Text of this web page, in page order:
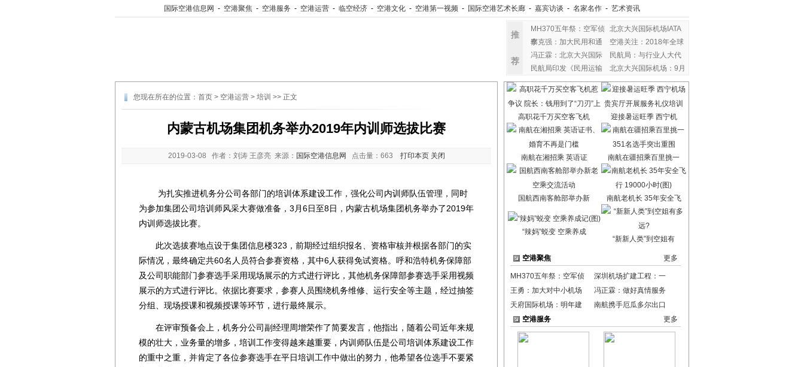
国际空港信息网 - 空港聚焦 - 空港服务 - 空港运营 - 临空经济 - 空港文化 - 空港第一视频 - 国际空港艺术长廊 - 嘉宾访谈 - 名家名作 - 艺术资讯
推
荐
MH370五年祭：空军侦
察
北京大兴国际机场IATA
李克强：加大民用和通
空港关注：2018年全球
冯正霖：北京大兴国际
民航局：与行业人大代
民航局印发《民用运输
北京大兴国际机场：9月
您现在所在的位置： 首页 > 空港运营 > 培训 >> 正文
内蒙古机场集团机务举办2019年内训师选拔比赛
2019-03-08 作者：刘涛 王彦亮 来源： 国际空港信息网 点击量： 663 打印本页 关闭
为扎实推进机务分公司各部门的培训体系建设工作，强化公司内训师队伍管理，同时
为参加集团公司培训师风采大赛做准备，3月6日至8日，内蒙古机场集团机务举办了2019年
内训师选拔比赛。
此次选拔赛地点设于集团信息楼323，前期经过组织报名、资格审核并根据各部门的实
际情况，最终确定共60名人员符合参赛资格，其中6人获得免试资格。呼和浩特机务保障部
及公司职能部门参赛选手采用现场展示的方式进行评比，其他机务保障部参赛选手采用视频
展示的方式进行评比。依据比赛要求，参赛人员围绕机务维修、运行安全等主题，经过抽签
分组、现场授课和视频授课等环节，进行最终展示。
在评审预备会上，机务分公司副经理周增荣作了简要发言，他指出，随着公司近年来规
模的壮大，业务量的增多，培训工作变得越来越重要，内训师队伍是公司培训体系建设工作
的重中之重，并肯定了各位参赛选手在平日培训工作中做出的努力，他希望各位选手不要紧
高职花千万买空客飞机 迎接暑运旺季 西宁机
南航在湘招乘 英语证 南航在疆招乘百里挑一
国航西南客舱部举办新 南航老机长 35年安全飞
“辣妈”蜕变 空乘养成
“新新人类”到空姐有
空港聚焦 更多
MH370五年祭：空军侦
深圳机场扩建工程：一
王勇：加大对中小机场
冯正霖：做好真情服务
天府国际机场：明年建
南航携手厄瓜多尔出口
空港服务
更多